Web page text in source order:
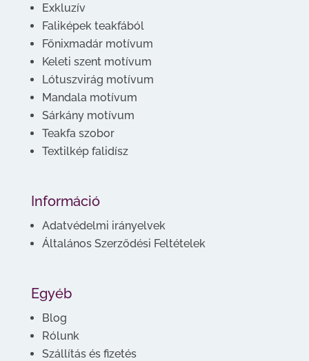
Exkluzív
Faliképek teakfából
Főnixmadár motívum
Keleti szent motívum
Lótuszvirág motívum
Mandala motívum
Sárkány motívum
Teakfa szobor
Textilkép falidísz
Információ
Adatvédelmi irányelvek
Általános Szerződési Feltételek
Egyéb
Blog
Rólunk
Szállítás és fizetés